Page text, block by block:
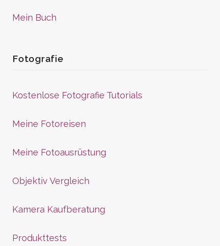
Mein Buch
Fotografie
Kostenlose Fotografie Tutorials
Meine Fotoreisen
Meine Fotoausrüstung
Objektiv Vergleich
Kamera Kaufberatung
Produkttests